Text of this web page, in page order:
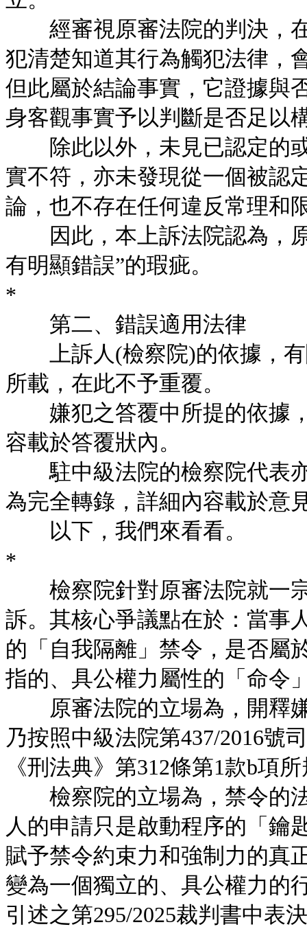
經審視原審法院的判決，在
犯清楚知道其行為觸犯法律，
但此屬於結論事實，它證據與
身客觀事實予以判斷是否足以
除此以外，未見已認定的或
實不符，亦未發現從一個被認
論，也不存在任何違反常理和
因此，本上訴法院認為，原
有明顯錯誤”的瑕疵。
*
第二、錯誤適用法律
上訴人(檢察院)的依據，有
所載，在此不予重覆。
嫌犯之答覆中所提的依據，
容載於答覆狀內。
駐中級法院的檢察院代表亦
為完全轉錄，詳細內容載於意
以下，我們來看看。
*
檢察院針對原審法院就一宗
訴。其核心爭議點在於：當事
的「自我隔離」禁令，是否屬
指的、具公權力屬性的「命令
原審法院的立場為，開釋嫌
乃按照中級法院第437/2016號
《刑法典》第312條第1款b項
檢察院的立場為，禁令的法
人的申請只是啟動程序的「鑰
賦予禁令約束力和強制力的真
變為一個獨立的、具公權力的
引述之第295/2025裁判書中表